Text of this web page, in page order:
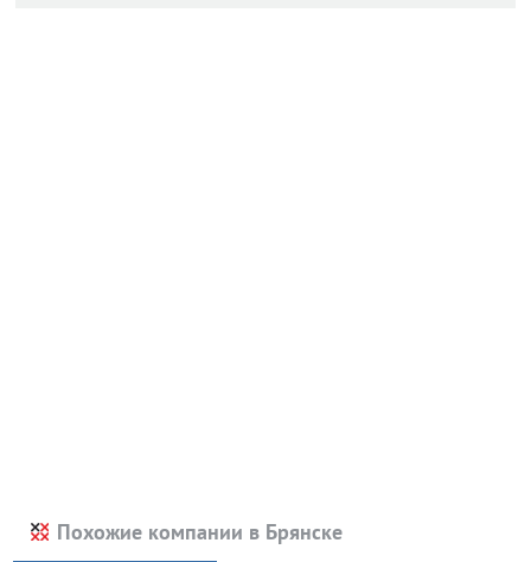
Похожие компании в Брянске